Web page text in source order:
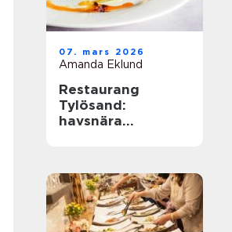
07. mars 2026
Amanda Eklund
Restaurang
Tylösand:
havsnära